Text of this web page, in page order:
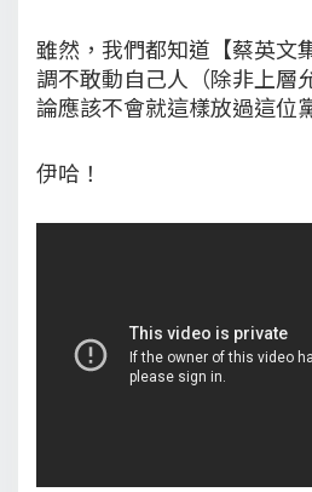
雖然，我們都知道【蔡英文
調不敢動自己人（除非上層
論應該不會就這樣放過這位
伊哈！